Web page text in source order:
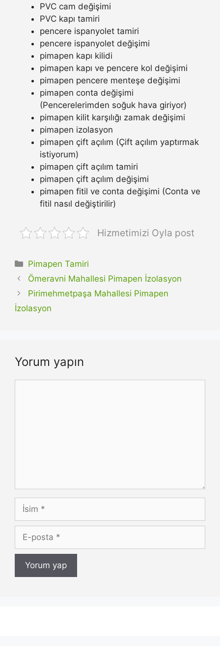
PVC cam değişimi
PVC kapı tamiri
pencere ispanyolet tamiri
pencere ispanyolet değişimi
pimapen kapı kilidi
pimapen kapı ve pencere kol değişimi
pimapen pencere menteşe değişimi
pimapen conta değişimi
(Pencerelerimden soğuk hava giriyor)
pimapen kilit karşılığı zamak değişimi
pimapen izolasyon
pimapen çift açılım (Çift açılım yaptırmak
istiyorum)
pimapen çift açılım tamiri
pimapen çift açılım değişimi
pimapen fitil ve conta değişimi (Conta ve
fitil nasıl değiştirilir)
Hizmetimizi Oyla post
Kategoriler
Pimapen Tamiri
Ömeravni Mahallesi Pimapen İzolasyon
Pirimehmetpaşa Mahallesi Pimapen
İzolasyon
Yorum yapın
İsim
posta